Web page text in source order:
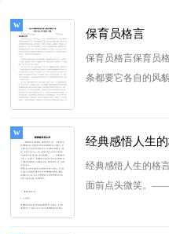
保育员格言
保育员格言保育员
条都要它各自的风
经典感悟人生
经典感悟人生的格
面前点头微笑。